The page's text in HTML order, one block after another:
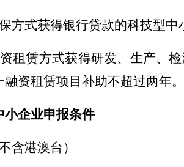
方式获得银行贷款的科技型
租赁方式获得研发、生产、
融资租赁项目补助不超过两年。
小企业申报条件
含港澳台）